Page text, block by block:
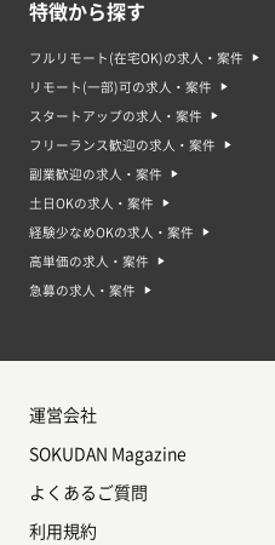
特徴から探す
フルリモート(在宅OK)の求人・案件
リモート(一部)可の求人・案件
スタートアップの求人・案件
フリーランス歓迎の求人・案件
副業歓迎の求人・案件
土日OKの求人・案件
経験少なめOKの求人・案件
高単価の求人・案件
急募の求人・案件
運営会社
SOKUDAN Magazine
よくあるご質問
利用規約